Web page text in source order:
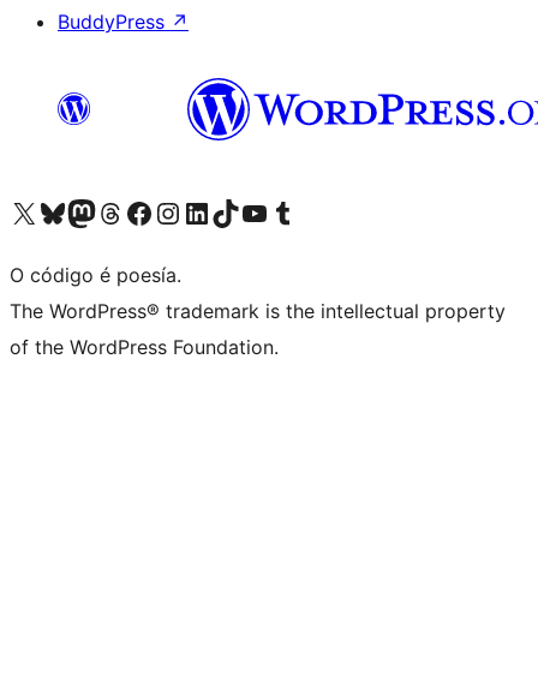
BuddyPress ↗
Visita la cuenta de X (anteriormente Twitter)
Visita a nosa conta de Bluesky
Visita a nosa conta de Mastodon
Visita a nosa conta de Threads
Visita a nosa páxina de Facebook
Visita a nosa conta de Instagram
Visita a nosa conta de LinkedIn
Visita a nosa conta de TikTok
Visita a nosa canle de YouTube
Visita a nosa conta de Tumblr
O código é poesía.
The WordPress® trademark is the intellectual property
of the WordPress Foundation.